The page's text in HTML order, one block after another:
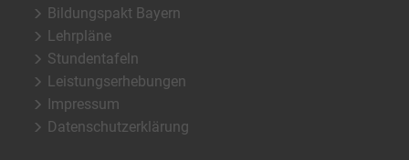
Bildungspakt Bayern
Lehrpläne
Stundentafeln
Leistungserhebungen
Impressum
Datenschutzerklärung